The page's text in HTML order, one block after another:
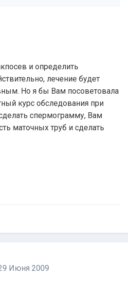
и определить
лечение будет
Но я бы Вам посоветовала
курс обследования при
спермограмму, Вам
маточных труб и сделать
Июня 2009